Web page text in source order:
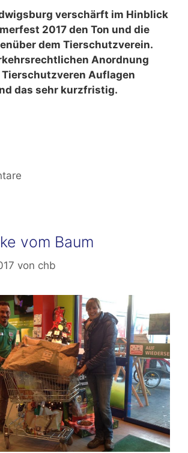
verschärft im Hinblick
2017 den Ton und die
dem Tierschutzverein.
Anordnung
Tierschutzveren Auflagen
das sehr kurzfristig.
vom Baum
von chb